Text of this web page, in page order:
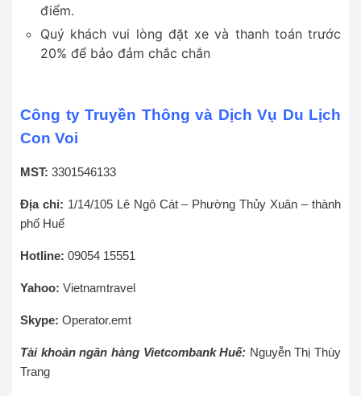
điểm.
Quý khách vui lòng đặt xe và thanh toán trước
20% để bảo đảm chắc chắn
Công ty Truyền Thông và Dịch Vụ Du Lịch
Con Voi
MST: 3301546133
Địa chỉ: 1/14/105 Lê Ngô Cát – Phường Thủy Xuân – thành
phố Huế
Hotline: 09054 15551
Yahoo: Vietnamtravel
Skype: Operator.emt
Tài khoản ngân hàng Vietcombank Huế: Nguyễn Thị Thùy
Trang